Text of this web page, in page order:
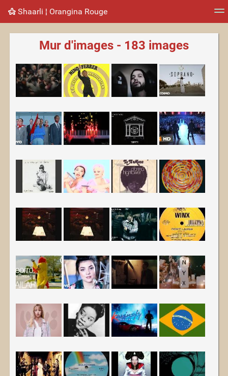
Shaarli ¦ Orangina Rouge
Nuage de tags Mur d'images Quotidien Flux
Mur d'images - 183 images